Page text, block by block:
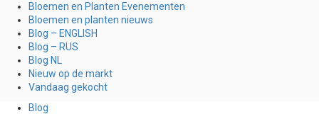
Bloemen en Planten Evenementen
Bloemen en planten nieuws
Blog – ENGLISH
Blog – RUS
Blog NL
Nieuw op de markt
Vandaag gekocht
Blog